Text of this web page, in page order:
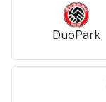
DuoPark